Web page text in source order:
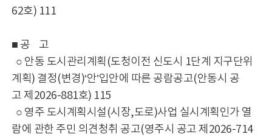
62호) 111
■ 공 고
○ 안동 도시관리계획(도청이전 신도시 1단계 지구단위
계획) 결정(변경)‘안’입안에 따른 공람공고(안동시 공
고 제2026-881호) 115
○ 영주 도시계획시설(시장,도로)사업 실시계획인가 열
람에 관한 주민 의견청취 공고(영주시 공고 제2026-714